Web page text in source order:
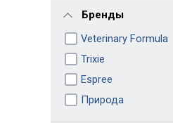
Бренды
Veterinary Formula
Trixie
Espree
Природа